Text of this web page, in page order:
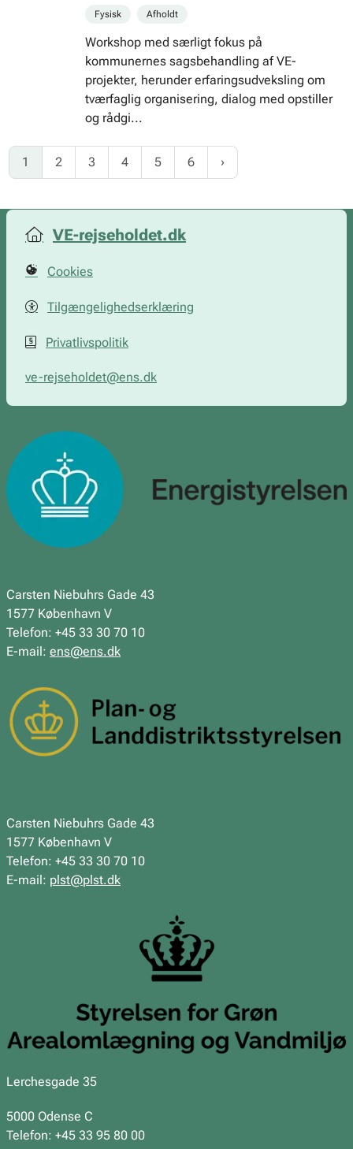
Fysisk Afholdt
Workshop med særligt fokus på
kommunernes sagsbehandling af VE-
projekter, herunder erfaringsudveksling om
tværfaglig organisering, dialog med opstiller
og rådgi...
1 2 3 4 5 6
VE-rejseholdet.dk
Cookies
Tilgængelighedserklæring
Privatlivspolitik
ve-rejseholdet@ens.dk
Carsten Niebuhrs Gade 43
1577 København V
Telefon: +45 33 30 70 10
E-mail: ens@ens.dk
Carsten Niebuhrs Gade 43
1577 København V
Telefon: +45 33 30 70 10
E-mail: plst@plst.dk
Lerchesgade 35
5000 Odense C
Telefon: +45 33 95 80 00